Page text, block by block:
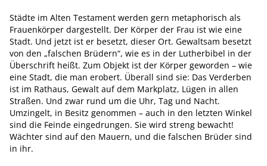
Städte im Alten Testament werden gern metaphorisch als
Frauenkörper dargestellt. Der Körper der Frau ist wie eine
Stadt. Und jetzt ist er besetzt, dieser Ort. Gewaltsam besetzt
von den „falschen Brüdern“, wie es in der Lutherbibel in der
Überschrift heißt. Zum Objekt ist der Körper geworden – wie
eine Stadt, die man erobert. Überall sind sie: Das Verderben
ist im Rathaus, Gewalt auf dem Markplatz, Lügen in allen
Straßen. Und zwar rund um die Uhr, Tag und Nacht.
Umzingelt, in Besitz genommen – auch in den letzten Winkel
sind die Feinde eingedrungen. Sie wird streng bewacht!
Wächter sind auf den Mauern, und die falschen Brüder sind
in ihr.